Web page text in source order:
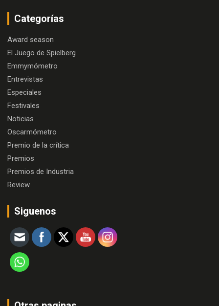
Categorías
Award season
El Juego de Spielberg
Emmymómetro
Entrevistas
Especiales
Festivales
Noticias
Oscarmómetro
Premio de la crítica
Premios
Premios de Industria
Review
Siguenos